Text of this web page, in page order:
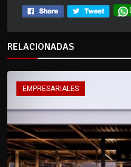
RELACIONADAS
EMPRESARIALES